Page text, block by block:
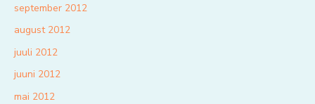
september 2012
august 2012
juuli 2012
juuni 2012
mai 2012